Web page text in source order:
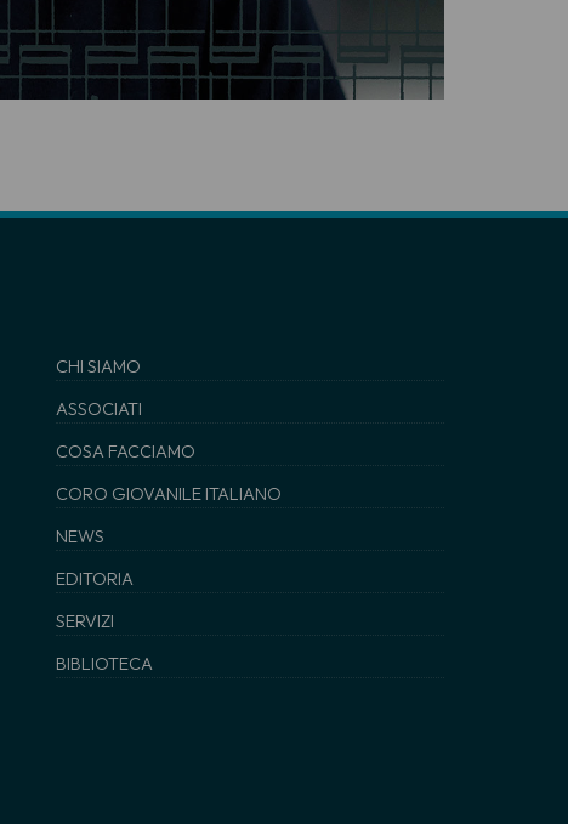
CHI SIAMO
ASSOCIATI
COSA FACCIAMO
CORO GIOVANILE ITALIANO
NEWS
EDITORIA
SERVIZI
BIBLIOTECA